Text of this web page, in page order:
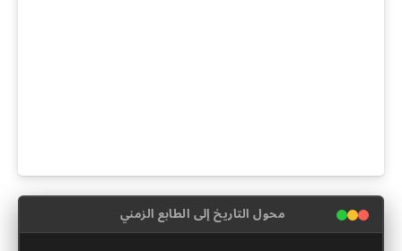
محول التاريخ إلى الطابع الزمني